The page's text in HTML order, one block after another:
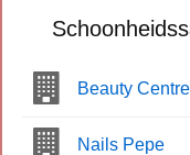
Beauty
Nails Pepe